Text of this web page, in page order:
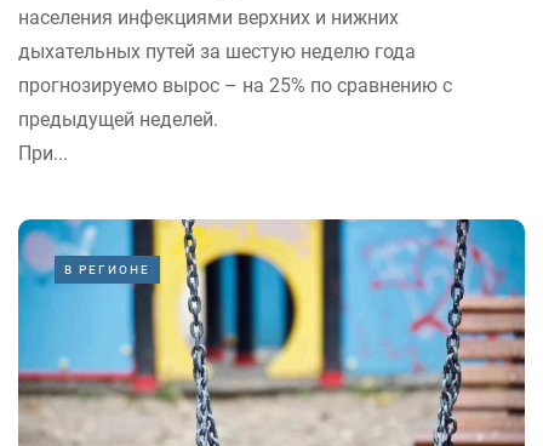
населения инфекциями верхних и нижних
дыхательных путей за шестую неделю года
прогнозируемо вырос – на 25% по сравнению с
предыдущей неделей.
При...
В РЕГИОНЕ